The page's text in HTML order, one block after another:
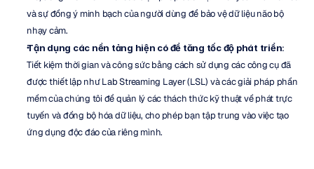
và sự đồng ý minh bạch của người dùng để bảo vệ dữ liệu não bộ
nhạy cảm.
Tận dụng các nền tảng hiện có để tăng tốc độ phát triển:
Tiết kiệm thời gian và công sức bằng cách sử dụng các công cụ đã
được thiết lập như Lab Streaming Layer (LSL) và các giải pháp phần
mềm của chúng tôi để quản lý các thách thức kỹ thuật về phát trực
tuyến và đồng bộ hóa dữ liệu, cho phép bạn tập trung vào việc tạo
ứng dụng độc đáo của riêng mình.